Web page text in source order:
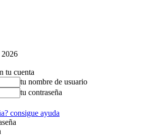
2026
tu cuenta
tu nombre de usuario
tu contraseña
consigue ayuda